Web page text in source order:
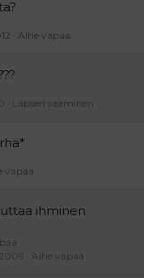
Aihe vapaa
Lapsen saaminen
vapaa
ihminen
Aihe vapaa